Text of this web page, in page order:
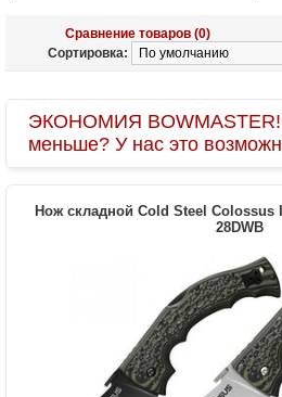
Сравнение товаров (0)
Сортировка:
ЭКОНОМИЯ BOWMASTER!
меньше? У нас это
Нож складной Cold Steel Colossus
28DWB